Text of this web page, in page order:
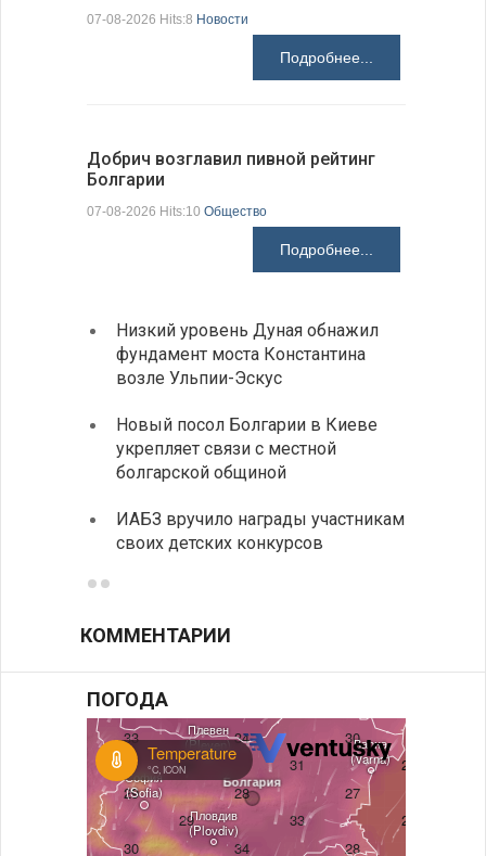
07-08-2026 Hits:8 Новости
Подробнее...
Добрич возглавил пивной рейтинг
Болгарии
07-08-2026 Hits:10 Общество
Подробнее...
Низкий уровень Дуная обнажил
фундамент моста Константина
возле Ульпии-Эскус
Новый посол Болгарии в Киеве
укрепляет связи с местной
болгарской общиной
ИАБЗ вручило награды участникам
своих детских конкурсов
КОММЕНТАРИИ
ПОГОДА